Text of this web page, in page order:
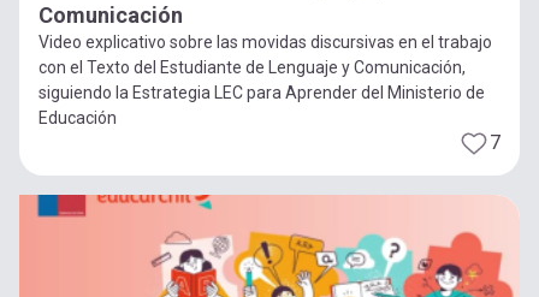
Comunicación
Video explicativo sobre las movidas discursivas en el trabajo
con el Texto del Estudiante de Lenguaje y Comunicación,
siguiendo la Estrategia LEC para Aprender del Ministerio de
Educación
7